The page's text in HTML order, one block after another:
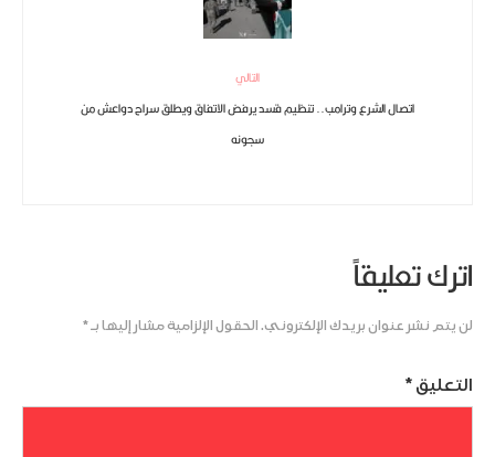
التالي
اتصال الشرع وترامب.. تنظيم قسد يرفض الاتفاق ويطلق سراح دواعش من
سجونه
اترك تعليقاً
لن يتم نشر عنوان بريدك الإلكتروني. الحقول الإلزامية مشار إليها بـ*
التعليق *